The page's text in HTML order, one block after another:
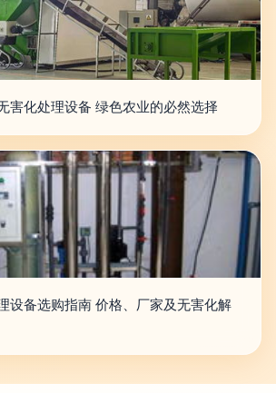
害化处理设备 绿色农业的必然选择
设备选购指南 价格、厂家及无害化解